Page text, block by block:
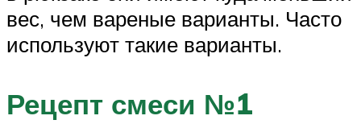
вес, чем вареные варианты. Часто
используют такие варианты.
Рецепт смеси №1